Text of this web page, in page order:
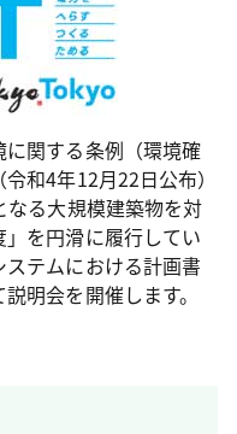
関する条例（環境確
和4年12月22日公布）
なる大規模建築物を対
を円滑に履行してい
テムにおける計画書
明会を開催します。